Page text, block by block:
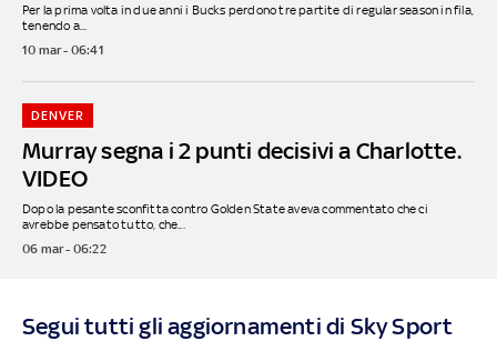
Per la prima volta in due anni i Bucks perdono tre partite di regular season in fila,
tenendo a...
10 mar - 06:41
Murray segna i 2 punti decisivi a Charlotte.
VIDEO
DENVER
Dopo la pesante sconfitta contro Golden State aveva commentato che ci
avrebbe pensato tutto, che...
06 mar - 06:22
Segui tutti gli aggiornamenti di Sky Sport